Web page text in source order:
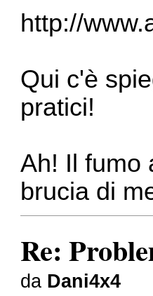
http://
Qui c'è
pratici!
Ah! Il fumo
brucia di
Re:
da Dani4x4